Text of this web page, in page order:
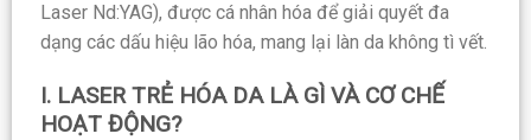
Laser Nd:YAG), được cá nhân hóa để giải quyết đa
dạng các dấu hiệu lão hóa, mang lại làn da không tì vết.
I. LASER TRẺ HÓA DA LÀ GÌ VÀ CƠ CHẾ
HOẠT ĐỘNG?